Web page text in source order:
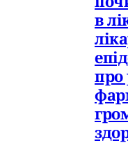
в
про